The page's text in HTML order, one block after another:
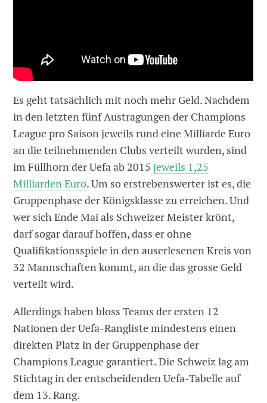
Es geht tatsächlich mit noch mehr Geld. Nachdem
in den letzten fünf Austragungen der Champions
League pro Saison jeweils rund eine Milliarde Euro
an die teilnehmenden Clubs verteilt wurden, sind
im Füllhorn der Uefa ab 2015 jeweils 1,25
Milliarden Euro. Um so erstrebenswerter ist es, die
Gruppenphase der Königsklasse zu erreichen. Und
wer sich Ende Mai als Schweizer Meister krönt,
darf sogar darauf hoffen, dass er ohne
Qualifikationsspiele in den auserlesenen Kreis von
32 Mannschaften kommt, an die das grosse Geld
verteilt wird.
Allerdings haben bloss Teams der ersten 12
Nationen der Uefa-Rangliste mindestens einen
direkten Platz in der Gruppenphase der
Champions League garantiert. Die Schweiz lag am
Stichtag in der entscheidenden Uefa-Tabelle auf
dem 13. Rang.